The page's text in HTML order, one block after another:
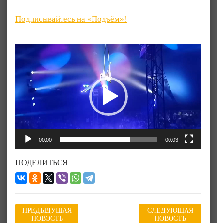
Подписывайтесь на «Подъём»!
Видеоплеер
00:00 00:03
ПОДЕЛИТЬСЯ
ПРЕДЫДУЩАЯ
НОВОСТЬ
СЛЕДУЮЩАЯ
НОВОСТЬ